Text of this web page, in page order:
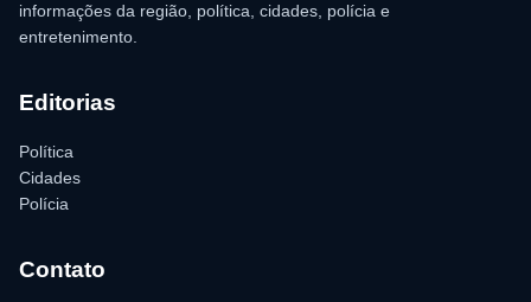
informações da região, política, cidades, polícia e
entretenimento.
Editorias
Política
Cidades
Polícia
Contato